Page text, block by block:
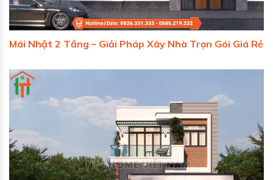
Mái Nhật 2 Tầng – Giải Pháp Xây Nhà Trọn Gói Giá Rẻ